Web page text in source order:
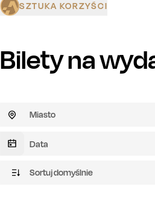
SZTUKA KORZYŚCI
Bilety na
Miasto
Sortuj domyślnie